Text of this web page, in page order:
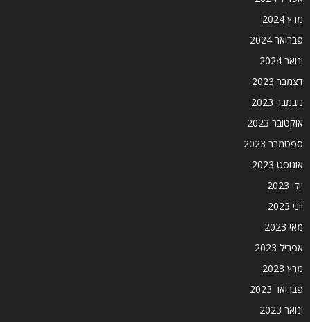
מרץ 2024
פברואר 2024
ינואר 2024
דצמבר 2023
נובמבר 2023
אוקטובר 2023
ספטמבר 2023
אוגוסט 2023
יולי 2023
יוני 2023
מאי 2023
אפריל 2023
מרץ 2023
פברואר 2023
ינואר 2023